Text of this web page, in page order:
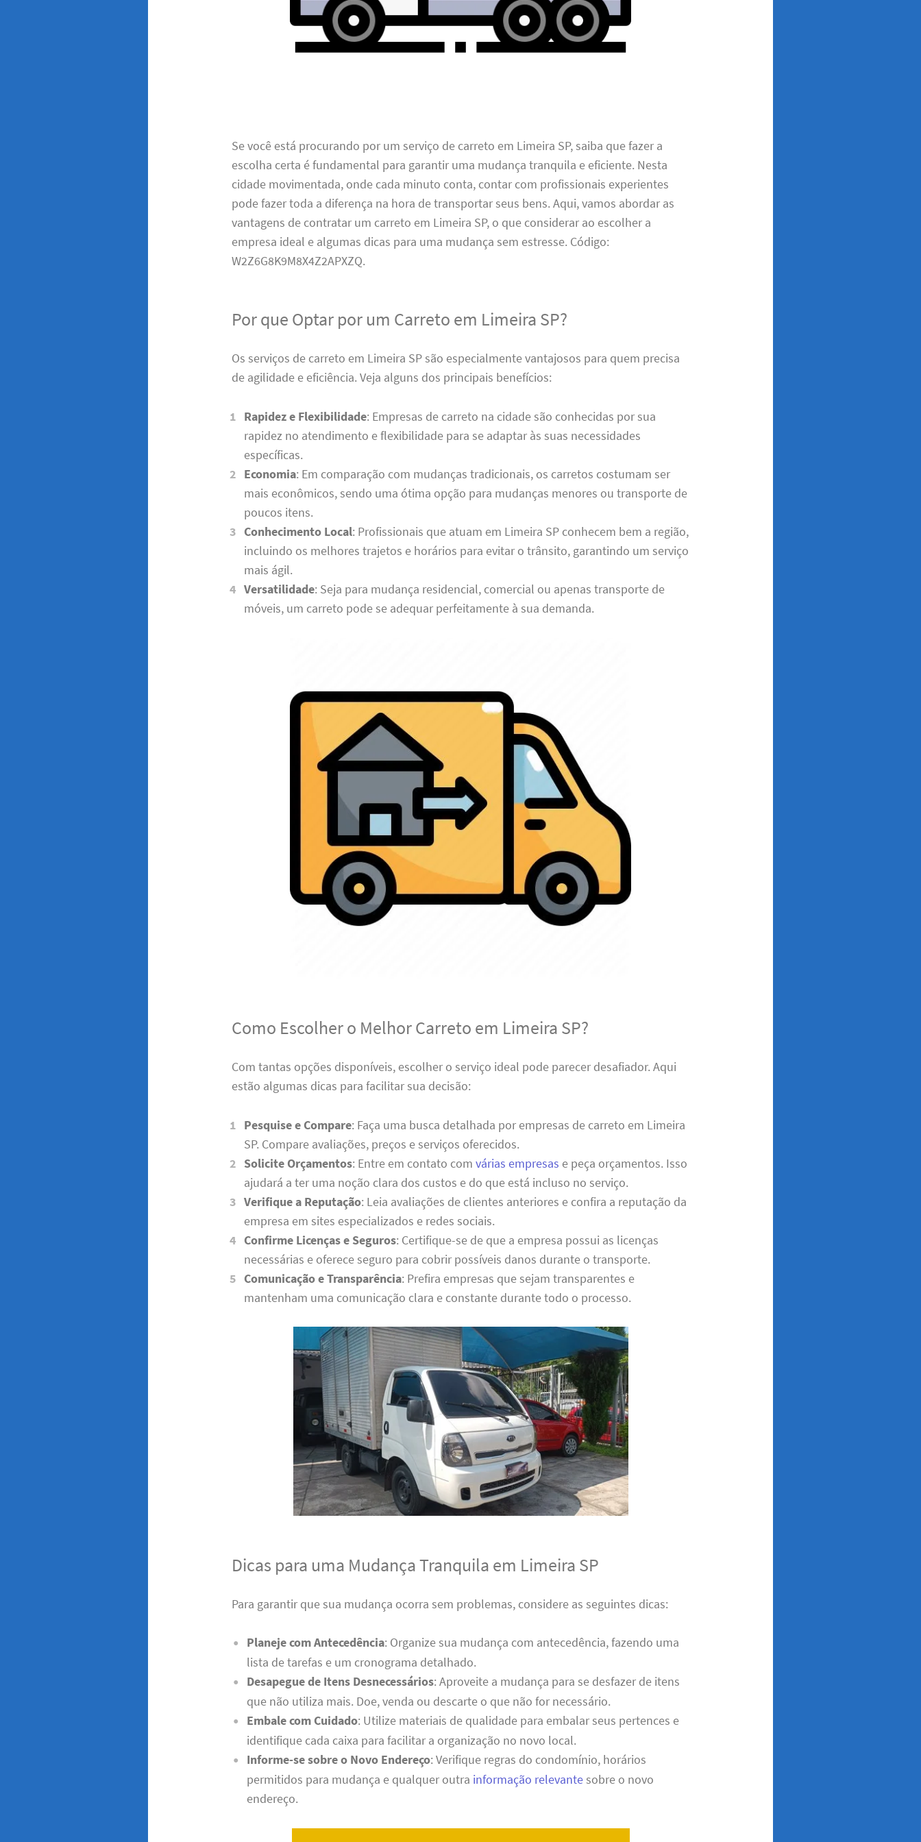
Se você está procurando por um serviço de carreto em Limeira SP, saiba que fazer a
escolha certa é fundamental para garantir uma mudança tranquila e eficiente. Nesta
cidade movimentada, onde cada minuto conta, contar com profissionais experientes
pode fazer toda a diferença na hora de transportar seus bens. Aqui, vamos abordar as
vantagens de contratar um carreto em Limeira SP, o que considerar ao escolher a
empresa ideal e algumas dicas para uma mudança sem estresse. Código:
W2Z6G8K9M8X4Z2APXZQ.
Por que Optar por um Carreto em Limeira SP?
Os serviços de carreto em Limeira SP são especialmente vantajosos para quem precisa
de agilidade e eficiência. Veja alguns dos principais benefícios:
Rapidez e Flexibilidade: Empresas de carreto na cidade são conhecidas por sua
rapidez no atendimento e flexibilidade para se adaptar às suas necessidades
específicas.
Economia: Em comparação com mudanças tradicionais, os carretos costumam ser
mais econômicos, sendo uma ótima opção para mudanças menores ou transporte de
poucos itens.
Conhecimento Local: Profissionais que atuam em Limeira SP conhecem bem a região,
incluindo os melhores trajetos e horários para evitar o trânsito, garantindo um serviço
mais ágil.
Versatilidade: Seja para mudança residencial, comercial ou apenas transporte de
móveis, um carreto pode se adequar perfeitamente à sua demanda.
Como Escolher o Melhor Carreto em Limeira SP?
Com tantas opções disponíveis, escolher o serviço ideal pode parecer desafiador. Aqui
estão algumas dicas para facilitar sua decisão:
Pesquise e Compare: Faça uma busca detalhada por empresas de carreto em Limeira
SP. Compare avaliações, preços e serviços oferecidos.
Solicite Orçamentos: Entre em contato com várias empresas e peça orçamentos. Isso
ajudará a ter uma noção clara dos custos e do que está incluso no serviço.
Verifique a Reputação: Leia avaliações de clientes anteriores e confira a reputação da
empresa em sites especializados e redes sociais.
Confirme Licenças e Seguros: Certifique-se de que a empresa possui as licenças
necessárias e oferece seguro para cobrir possíveis danos durante o transporte.
Comunicação e Transparência: Prefira empresas que sejam transparentes e
mantenham uma comunicação clara e constante durante todo o processo.
Dicas para uma Mudança Tranquila em Limeira SP
Para garantir que sua mudança ocorra sem problemas, considere as seguintes dicas:
Planeje com Antecedência: Organize sua mudança com antecedência, fazendo uma
lista de tarefas e um cronograma detalhado.
Desapegue de Itens Desnecessários: Aproveite a mudança para se desfazer de itens
que não utiliza mais. Doe, venda ou descarte o que não for necessário.
Embale com Cuidado: Utilize materiais de qualidade para embalar seus pertences e
identifique cada caixa para facilitar a organização no novo local.
Informe-se sobre o Novo Endereço: Verifique regras do condomínio, horários
permitidos para mudança e qualquer outra informação relevantesobre o novo
endereço.